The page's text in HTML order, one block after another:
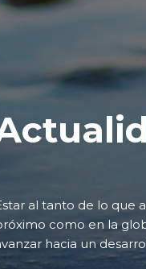
al tanto de lo que
como en la
hacia un